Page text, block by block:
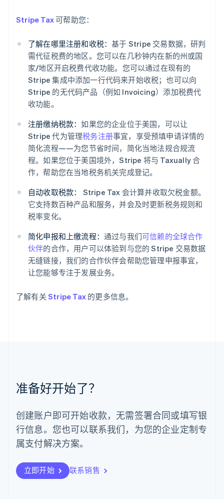
Stripe Tax可帮助您：
了解在哪里注册和收税：基于 Stripe 交易数据，研判
需代征税费的地区。您可以在几秒钟内在新的州或国
家/地区开启税费代收功能。您可以通过在现有的
Stripe 集成中添加一行代码来开始收税；也可以向
Stripe 的无代码产品（例如 Invoicing）添加税费代
收功能。
注册缴纳税款：如果您的企业位于美国，可以让
Stripe 代为管理税务注册事宜，享受预填申请详情的
简化流程——为您节省时间，简化当地法规合规流
程。如果您位于美国境外，Stripe 将与 Taxually 合
作，帮助您在当地税务机关完成登记。
自动收取税款：
Stripe Tax 会计算并收取欠税金额。
它支持数百种产品和服务，并会及时更新税务规则和
税率变化。
简化申报和上缴流程： 通过与我们可信赖的全球合作
伙伴的合作，用户可以体验到与您的 Stripe 交易数据
无缝链接，我们的合作伙伴会帮助您管理申报事宜，
让您能够专注于发展业务。
了解有关 Stripe Tax 的更多信息。
准备好开始了？
创建账户即可开始收款，无需签署合同或填写银
行信息。您也可以联系我们，为您的企业定制专
属支付解决方案。
立即开始 联系销售
NederlandsFrançais
English
丹麦
English
德国
DeutschEnglish
法国
Français
EnglishSvenska
荷兰
NederlandsEnglish
加拿大
English Français
捷克
克罗地亚
EnglishItaliano
拉脱维亚
立陶宛
English
列支敦士登
Deutsch English
卢森堡
罗马尼亚
墨西哥
EspañolEnglish
English
葡萄牙
PortuguêsEnglish
日本
瑞典
Svenska English
瑞士